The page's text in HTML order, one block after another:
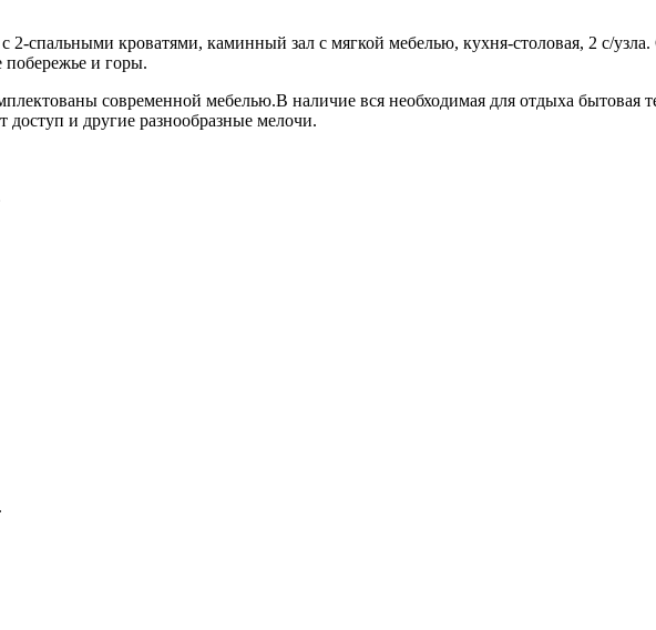
2-спальными кроватями, каминный зал с мягкой мебелью, кухня-столовая, 2 с/
и горы.
современной мебелью.В наличие вся необходимая для отдыха бытовая
доступ и другие разнообразные мелочи.